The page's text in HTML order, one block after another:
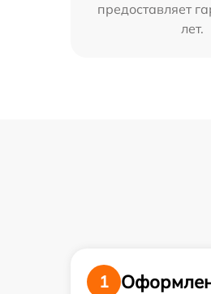
предоставляет
лет.
1